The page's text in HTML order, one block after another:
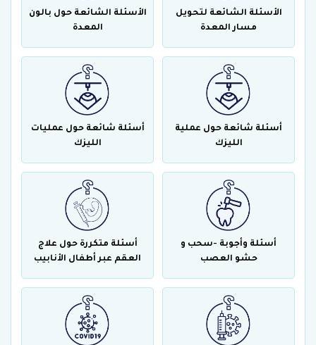
الأسئلة الشائعة لتحويل
مسار المعدة
الأسئلة الشائعة حول بالون
المعدة
أسئلة شائعة حول عملية
الليزك
أسئلة شائعة حول عمليات
الليزك
أسئلة وأجوبة -سحب و
حشو العصب
أسئلة متكررة حول علاج
العقم عبر أطفال الأنابيب